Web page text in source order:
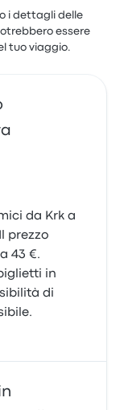
i dettagli delle
essere
tuo viaggio.
da Krk a
prezzo
43 €.
in
di